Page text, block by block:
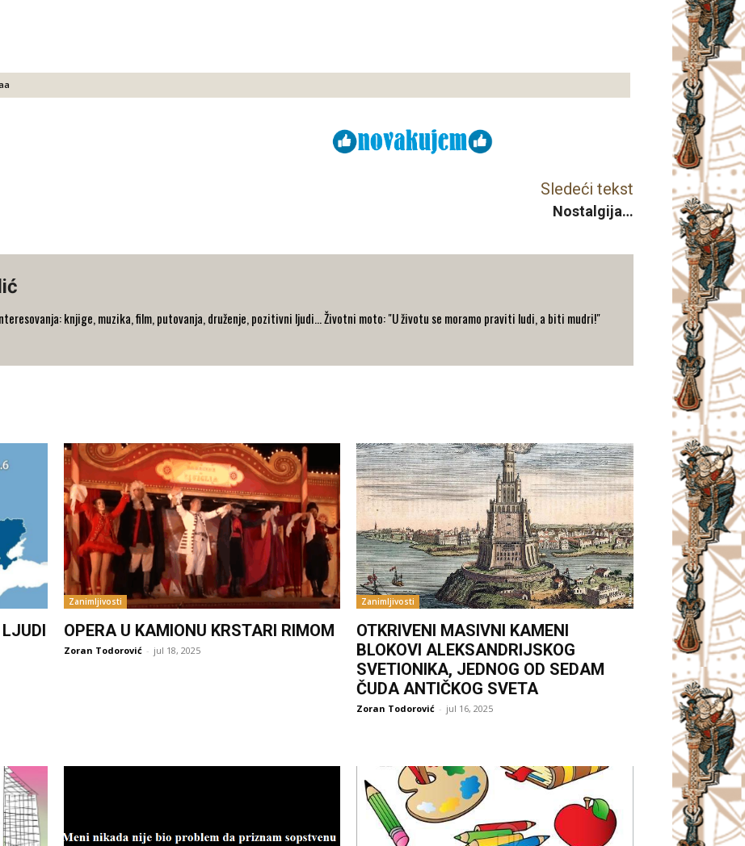
Sledeći tekst
Nostalgija…
knjige, muzika, film, putovanja, druženje, pozitivni ljudi... Životni moto: "U životu se moramo praviti ludi, a biti mudri!"
Zanimljivosti
OPERA U KAMIONU KRSTARI RIMOM
Zoran Todorović - jul 18, 2025
Zanimljivosti
OTKRIVENI MASIVNI KAMENI
BLOKOVI ALEKSANDRIJSKOG
SVETIONIKA, JEDNOG OD SEDAM
ČUDA ANTIČKOG SVETA
Zoran Todorović - jul 16, 2025